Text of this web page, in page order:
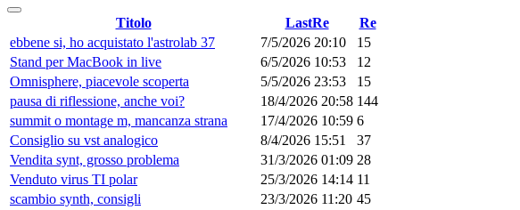
Titolo LastRe Re
ebbene si, ho acquistato l'astrolab 37 7/5/2026 20:10
15
Stand per MacBook in live
6/5/2026 10:53
12
Omnisphere, piacevole scoperta
5/5/2026 23:53
15
pausa di riflessione, anche voi?
18/4/2026 20:58 144
summit o montage m, mancanza strana
17/4/2026 10:59 6
Consiglio su vst analogico
8/4/2026 15:51
37
Vendita synt, grosso problema
31/3/2026 01:09 28
Venduto virus TI polar
25/3/2026 14:14 11
scambio synth, consigli
23/3/2026 11:20 45